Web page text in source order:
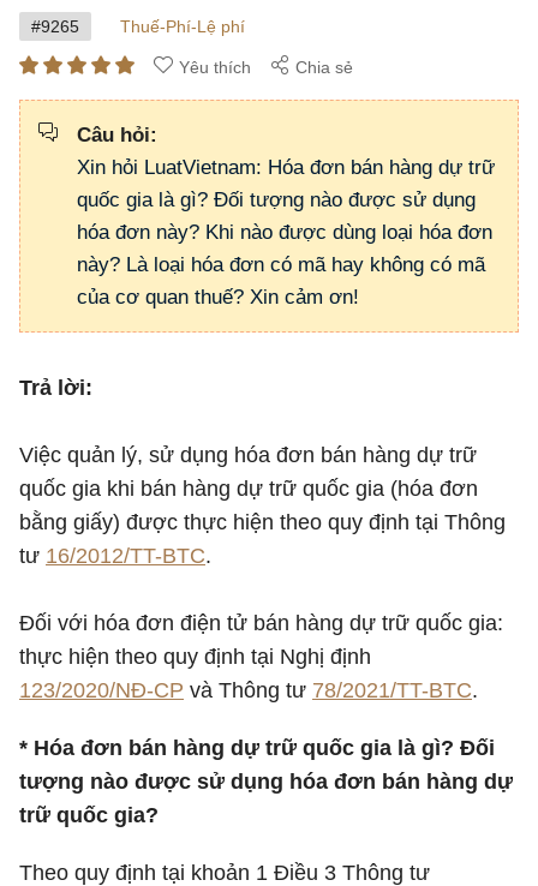
#9265
Thuế-Phí-Lệ phí
Yêu thích Chia sẻ
Câu hỏi:
Xin hỏi LuatVietnam: Hóa đơn bán hàng dự trữ
quốc gia là gì? Đối tượng nào được sử dụng
hóa đơn này? Khi nào được dùng loại hóa đơn
này? Là loại hóa đơn có mã hay không có mã
của cơ quan thuế? Xin cảm ơn!
Trả lời:
Việc quản lý, sử dụng hóa đơn bán hàng dự trữ
quốc gia khi bán hàng dự trữ quốc gia (hóa đơn
bằng giấy) được thực hiện theo quy định tại Thông
tư 16/2012/TT-BTC.
Đối với hóa đơn điện tử bán hàng dự trữ quốc gia:
thực hiện theo quy định tại Nghị định
123/2020/NĐ-CP và Thông tư 78/2021/TT-BTC.
* Hóa đơn bán hàng dự trữ quốc gia là gì? Đối
tượng nào được sử dụng hóa đơn bán hàng dự
trữ quốc gia?
Theo quy định tại khoản 1 Điều 3 Thông tư